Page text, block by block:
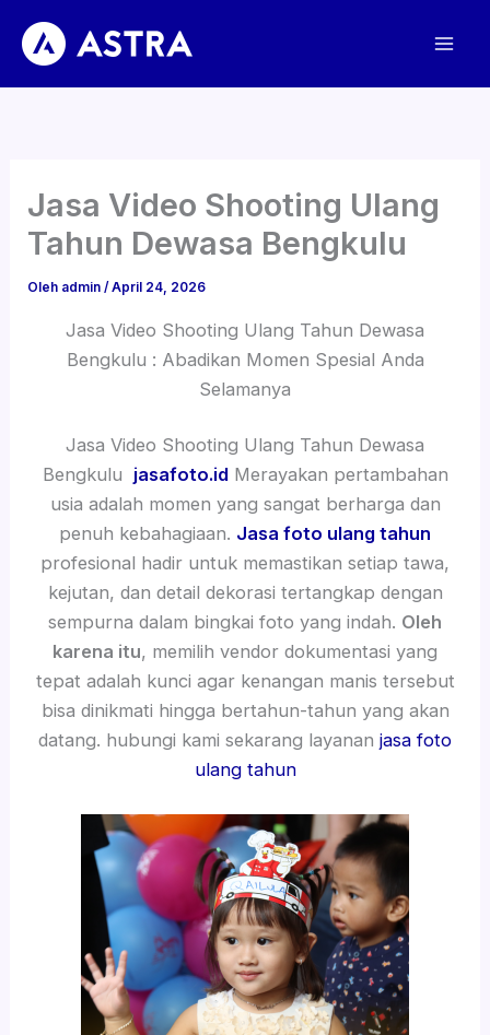
konten
Jasa Video Shooting Ulang
Tahun Dewasa Bengkulu
Oleh admin/April 24, 2026
Jasa Video Shooting Ulang Tahun Dewasa
Bengkulu : Abadikan Momen Spesial Anda
Selamanya
Jasa Video Shooting Ulang Tahun Dewasa
Bengkulu jasafoto.idMerayakan pertambahan
usia adalah momen yang sangat berharga dan
penuh kebahagiaan. Jasa foto ulang tahun
profesional hadir untuk memastikan setiap tawa,
kejutan, dan detail dekorasi tertangkap dengan
sempurna dalam bingkai foto yang indah. Oleh
karena itu, memilih vendor dokumentasi yang
tepat adalah kunci agar kenangan manis tersebut
bisa dinikmati hingga bertahun-tahun yang akan
datang. hubungi kami sekarang layanan jasa foto
ulang tahun